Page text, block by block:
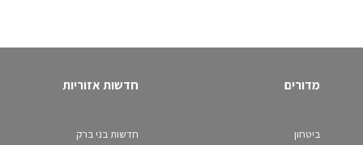
מדורים
ביטחון
חדשות אזוריות
חדשות בני ברק